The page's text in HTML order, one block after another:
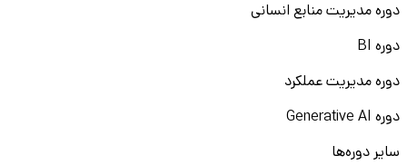
دوره مدیریت منابع انسانی
دوره BI
دوره مدیریت عملکرد
دوره Generative AI
سایر دوره‌ها